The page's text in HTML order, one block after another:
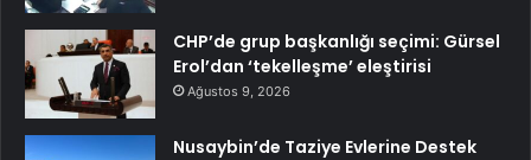
CHP’de grup başkanlığı seçimi: Gürsel
Erol’dan ‘tekelleşme’ eleştirisi
Ağustos 9, 2026
Nusaybin’de Taziye Evlerine Destek